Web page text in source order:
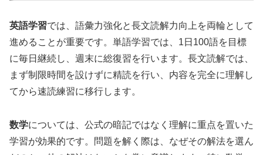
英語学習では、語彙力強化と長文読解力向上を両輪として
進めることが重要です。単語学習では、1日100語を目標
に毎日継続し、週末に総復習を行います。長文読解では、
まず制限時間を設けずに精読を行い、内容を完全に理解し
てから速読練習に移行します。
数学については、公式の暗記ではなく理解に重点を置いた
学習が効果的です。問題を解く際は、なぜその解法を選ん